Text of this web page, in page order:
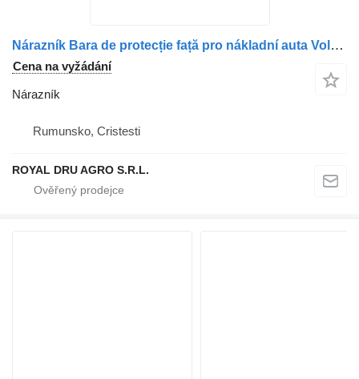
Nárazník Bara de protecție față pro nákladní auta Volvo – Cod 82247876
Cena na vyžádání
Nárazník
Rumunsko, Cristesti
ROYAL DRU AGRO S.R.L.